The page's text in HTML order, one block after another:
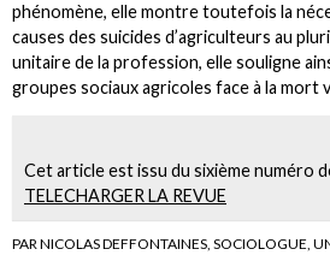
phénomène, elle montre toutefois la
causes des suicides d’agriculteurs au
unitaire de la profession, elle souligne
groupes sociaux agricoles face à la mort
Cet article est issu du sixième numéro
TELECHARGER LA REVUE
PAR NICOLAS DEFFONTAINES, SOCIOLOGUE,